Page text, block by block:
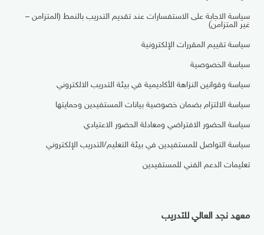
سياسة الاجابة على الاستفسارات عند تقديم التدريب بالنمط (المتزامن –
غير المتزامن)
سياسة تقييم المقررات الإلكترونية
سياسة الخصوصية
سياسة وقوانين النزاهة الأكاديمية في بيئة التدريب الالكتروني
سياسة الالتزام بضمان خصوصية بيانات المستفيدين وحمايتها
سياسة الحضور الافتراضي ومعادلة الحضور الاعتيادي
سياسة التواصل للمستفيدين في بيئة التعليم/التدريب الإلكتروني
تعليمات الدعم الفني للمستفيدين
معهد نجد العالي للتدريب